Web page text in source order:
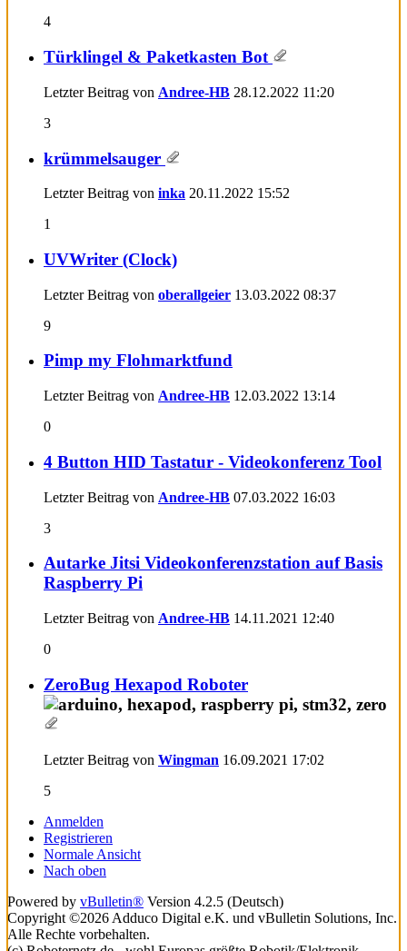
4
Türklingel & Paketkasten Bot
Letzter Beitrag von Andree-HB 28.12.2022 11:20
3
krümmelsauger
Letzter Beitrag von inka 20.11.2022 15:52
1
UVWriter (Clock)
Letzter Beitrag von oberallgeier 13.03.2022 08:37
9
Pimp my Flohmarktfund
Letzter Beitrag von Andree-HB 12.03.2022 13:14
0
4 Button HID Tastatur - Videokonferenz Tool
Letzter Beitrag von Andree-HB 07.03.2022 16:03
3
Autarke Jitsi Videokonferenzstation auf Basis
Raspberry Pi
Letzter Beitrag von Andree-HB 14.11.2021 12:40
0
ZeroBug Hexapod Roboter
Letzter Beitrag von Wingman 16.09.2021 17:02
5
Anmelden
Registrieren
Normale Ansicht
Nach oben
Powered by vBulletin® Version 4.2.5 (Deutsch)
Copyright ©2026 Adduco Digital e.K. und vBulletin Solutions, Inc.
Alle Rechte vorbehalten.